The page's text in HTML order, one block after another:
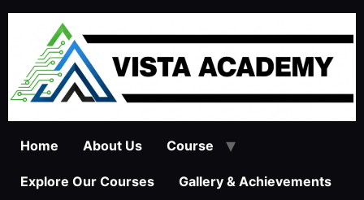
Home About Us Course
Explore Our Courses Gallery & Achievements